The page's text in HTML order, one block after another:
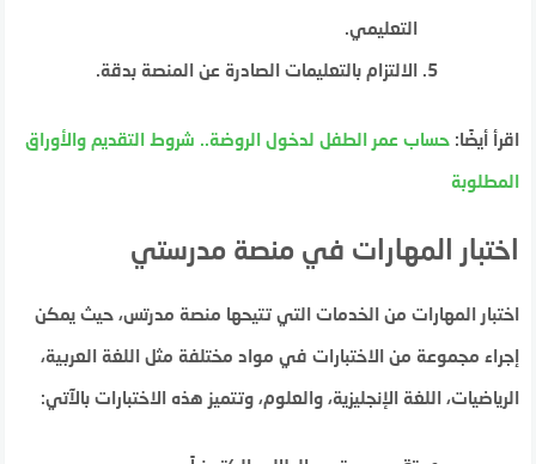
التعليمي.
الالتزام بالتعليمات الصادرة عن المنصة بدقة.
اقرأ أيضًا:حساب عمر الطفل لدخول الروضة.. شروط التقديم والأوراق
المطلوبة
اختبار المهارات في منصة مدرستي
اختبار المهارات من الخدمات التي تتيحها منصة مدرتس، حيث يمكن
إجراء مجموعة من الاختبارات في مواد مختلفة مثل اللغة العربية،
الرياضيات، اللغة الإنجليزية، والعلوم، وتتميز هذه الاختبارات بالآتي: